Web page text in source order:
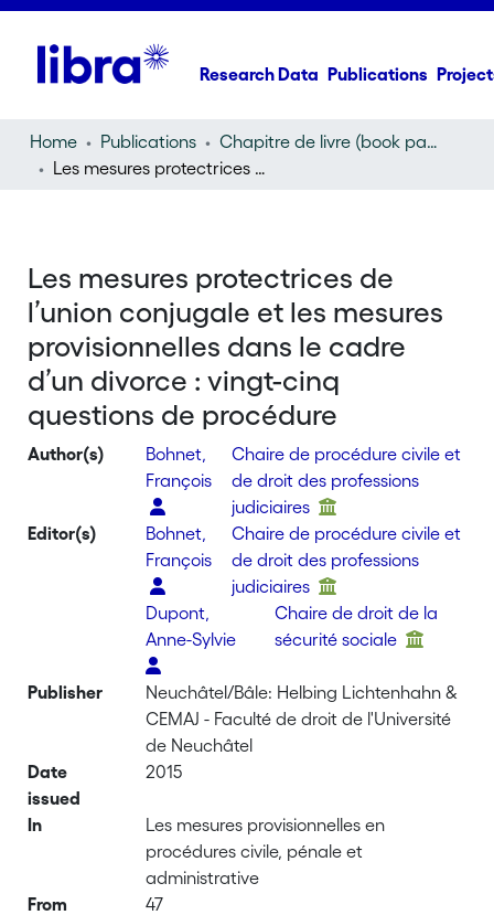
Research Data Publications
Home Publications
Chapitre de livre (book part)
Les mesures protectrices de l’union conjugale et les mesures provisionnelles dans le cadre d’un divorce : vingt-cinq questions de procédure
Les mesures protectrices de
l’union conjugale et les mesures
provisionnelles dans le cadre
d’un divorce : vingt-cinq
questions de procédure
Author(s)
Bohnet,
François
Chaire de procédure civile et
de droit des professions
judiciaires
Editor(s)
Bohnet,
François
Chaire de procédure civile et
de droit des professions
judiciaires
Dupont,
Anne-Sylvie
Chaire de droit de la
sécurité sociale
Publisher
Neuchâtel/Bâle: Helbing Lichtenhahn &
CEMAJ - Faculté de droit de l'Université
de Neuchâtel
Date
issued
2015
In
Les mesures provisionnelles en
procédures civile, pénale et
administrative
From
47